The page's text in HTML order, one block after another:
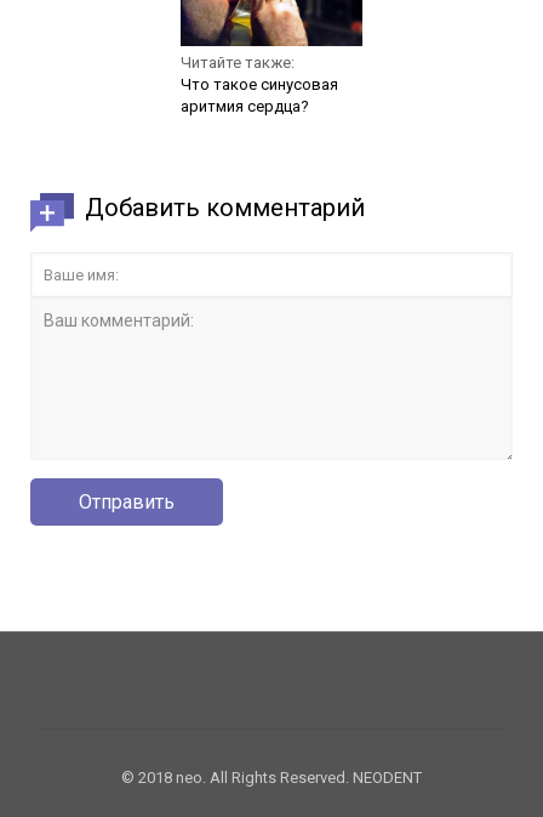
Читайте также:
Что такое синусовая
аритмия сердца?
Добавить комментарий
© 2018 neo. All Rights Reserved. NEODENT